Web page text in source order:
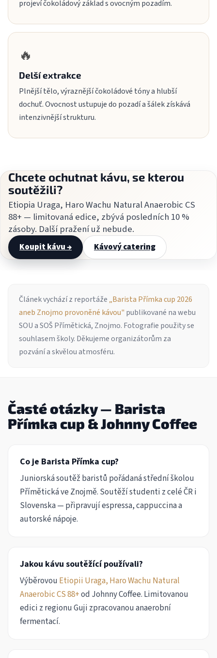
projeví čokoládový základ s ovocným pozadím.
🔥
Delší extrakce
Plnější tělo, výraznější čokoládové tóny a hlubší
dochuť. Ovocnost ustupuje do pozadí a šálek získává
intenzivnější strukturu.
Chcete ochutnat kávu, se kterou
soutěžili?
Etiopia Uraga, Haro Wachu Natural Anaerobic CS
88+ — limitovaná edice, zbývá posledních 10 %
zásoby. Další pražení už nebude.
Koupit kávu → Kávový catering
Článek vychází z reportáže „Barista Přímka cup 2026
aneb Znojmo provoněné kávou" publikované na webu
SOU a SOŠ Přímětická, Znojmo. Fotografie použity se
souhlasem školy. Děkujeme organizátorům za
pozvání a skvělou atmosféru.
Časté otázky — Barista
Přímka cup & Johnny Coffee
Co je Barista Přímka cup?
Juniorská soutěž baristů pořádaná střední školou
Přímětická ve Znojmě. Soutěží studenti z celé ČR i
Slovenska — připravují espressa, cappuccina a
autorské nápoje.
Jakou kávu soutěžící používali?
Výběrovou Etiopii Uraga, Haro Wachu Natural
Anaerobic CS 88+od Johnny Coffee. Limitovanou
edici z regionu Guji zpracovanou anaerobní
fermentací.